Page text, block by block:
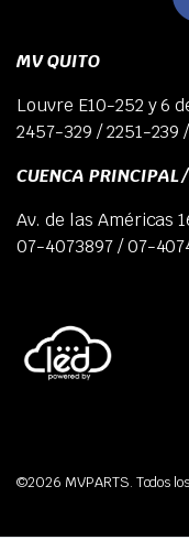
MV QUITO
Louvre E10-252 y 6
2457-329 / 2251-239
CUENCA
Av. de las Américas
07-4073897 / 07-
©2026 MVPARTS. Todos